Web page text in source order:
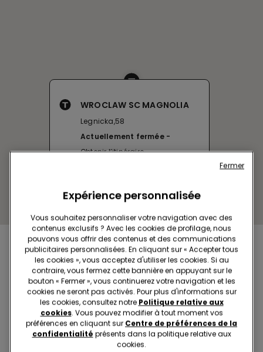
WROCLAW SC MAGNOLIA
Legnicka,58
Actuellement fermée
Obtenir l’itinéraire
Achetez en magasin et recevez lacommande où
que vous soyez
Achetez en ligne et récupérezvotre commande
en magasin
Passez votre commandeoù vous voulez
Expérience personnalisée
Vous souhaitez personnaliser votre navigation avec des
contenus exclusifs ? Avec les cookies de profilage, nous
pouvons vous offrir des contenus et des communications
publicitaires personnalisées. En cliquant sur « Accepter tous
les cookies », vous acceptez d'utiliser les cookies. Si au
contraire, vous fermez cette bannière en appuyant sur le
bouton « Fermer », vous continuerez votre navigation et les
cookies ne seront pas activés. Pour plus d'informations sur
les cookies, consultez notre Politique relative aux
cookies. Vous pouvez modifier à tout moment vos
préférences en cliquant sur Centre de préférences de la
confidentialité présents dans la politique relative aux
cookies.
Fermer